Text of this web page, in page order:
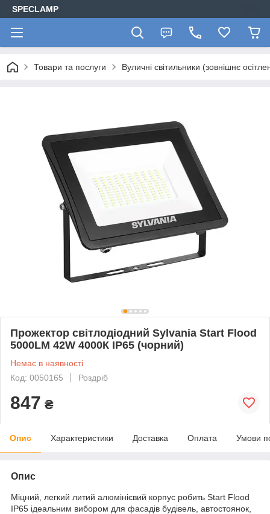
SPECLAMP
Товари та послуги Вуличні світильники (зовнішнє
Прожектор світлодіодний Sylvania Start Flood
5000LM 42W 4000К IP65 (чорний)
Немає в наявності
Код: 0050165
Роздріб
847 ₴
Опис Характеристики Доставка Оплата Умови
Опис
Міцний, легкий литий алюмінієвий корпус робить Start Flood
IP65 ідеальним вибором для фасадів будівель, автостоянок,